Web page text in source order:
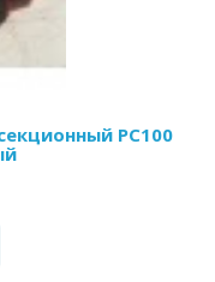
РС100